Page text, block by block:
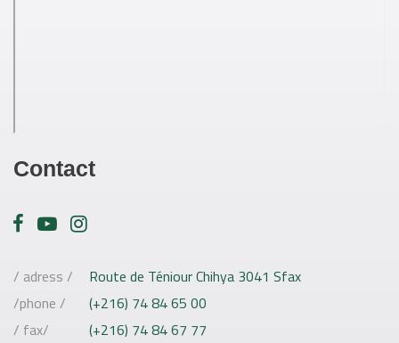
Contact
/ adress /
Route de Téniour Chihya 3041 Sfax
/phone /
(+216) 74 84 65 00
/ fax/
(+216) 74 84 67 77